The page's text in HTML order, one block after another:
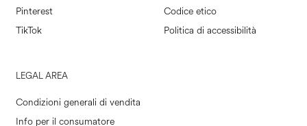
Pinterest
TikTok
Codice etico
Politica di accessibilità
LEGAL AREA
Condizioni generali di vendita
Info per il consumatore